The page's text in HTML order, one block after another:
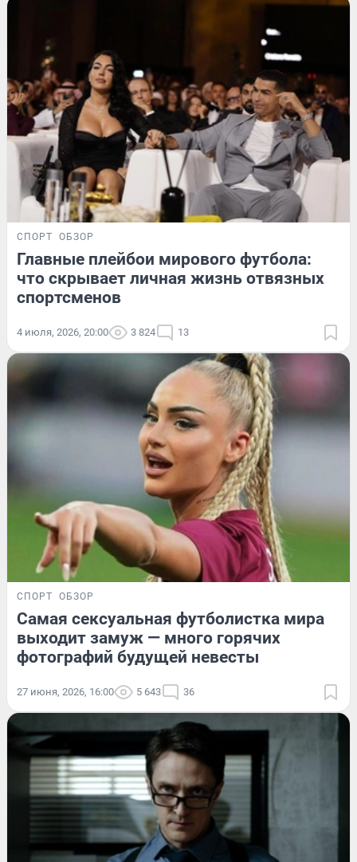
СПОРТ ОБЗОР
Главные плейбои мирового футбола:
что скрывает личная жизнь отвязных
спортсменов
4 июля, 2026, 20:00 3 824 13
СПОРТ ОБЗОР
Самая сексуальная футболистка мира
выходит замуж — много горячих
фотографий будущей невесты
27 июня, 2026, 16:00 5 643 36